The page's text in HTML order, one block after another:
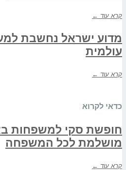
קרא עוד ←
מדוע ישראל נחשבת
עולמית
קרא עוד ←
כדאי לקרוא
חופשת סקי למשפחות
מושלמת לכל המשפחה
קרא עוד ←